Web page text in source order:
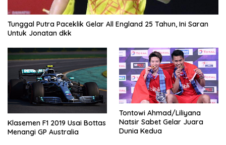
Tunggal Putra Paceklik Gelar All England 25 Tahun, Ini Saran
Untuk Jonatan dkk
Klasemen F1 2019 Usai Bottas
Menangi GP Australia
Tontowi Ahmad/Liliyana
Natsir Sabet Gelar Juara
Dunia Kedua